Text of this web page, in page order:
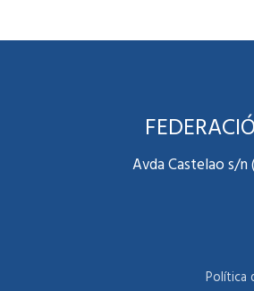
Avda Castelao s/n
Política